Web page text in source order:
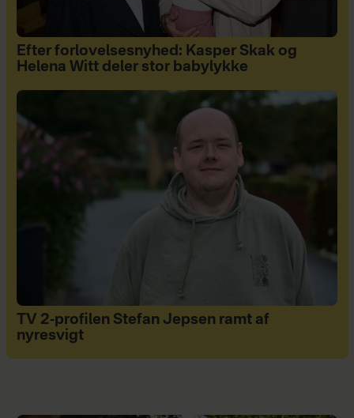
Efter forlovelsesnyhed: Kasper Skak og
Helena Witt deler stor babylykke
TV 2-profilen Stefan Jepsen ramt af
nyresvigt